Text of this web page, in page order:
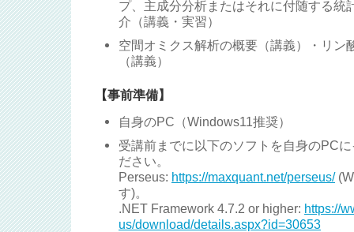
プ、主成分分析またはそれに付随する統
介（講義・実習）
空間オミクス解析の概要（講義）・リン
（講義）
【事前準備】
自身のPC（Windows11推奨）
受講前までに以下のソフトを自身のPC
ださい。
Perseus: https://maxquant.net/perseus/
す)。
.NET Framework 4.7.2 or higher: https://
us/download/details.aspx?id=30653